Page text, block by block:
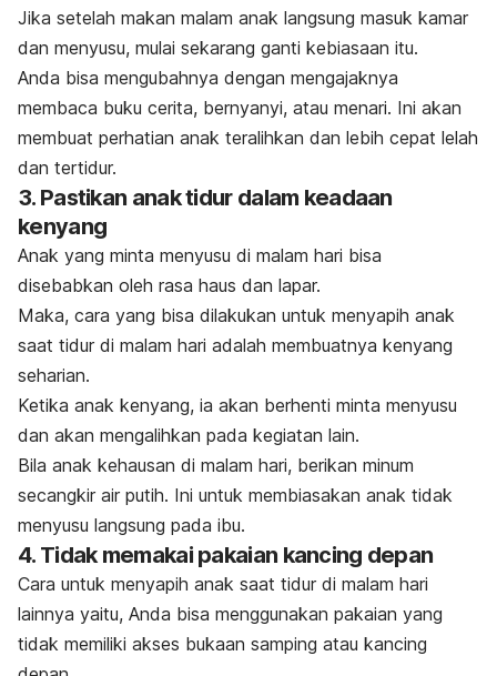
Jika setelah makan malam anak langsung masuk kamar
dan menyusu, mulai sekarang ganti kebiasaan itu.
Anda bisa mengubahnya dengan mengajaknya
membaca buku cerita, bernyanyi, atau menari. Ini akan
membuat perhatian anak teralihkan dan lebih cepat lelah
dan tertidur.
3. Pastikan anak tidur dalam keadaan
kenyang
Anak yang minta menyusu di malam hari bisa
disebabkan oleh rasa haus dan lapar.
Maka, cara yang bisa dilakukan untuk menyapih anak
saat tidur di malam hari adalah membuatnya kenyang
seharian.
Ketika anak kenyang, ia akan berhenti minta menyusu
dan akan mengalihkan pada kegiatan lain.
Bila anak kehausan di malam hari, berikan minum
secangkir air putih. Ini untuk membiasakan anak tidak
menyusu langsung pada ibu.
4. Tidak memakai pakaian kancing depan
Cara untuk menyapih anak saat tidur di malam hari
lainnya yaitu, Anda bisa menggunakan pakaian yang
tidak memiliki akses bukaan samping atau kancing